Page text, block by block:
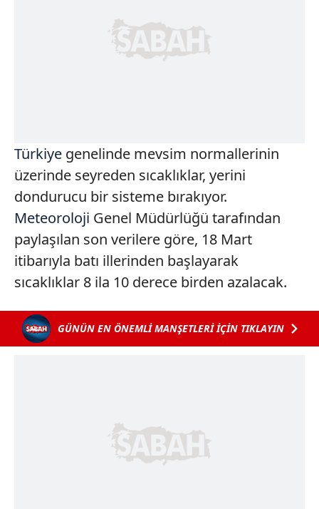
Türkiye genelinde mevsim normallerinin
üzerinde seyreden sıcaklıklar, yerini
dondurucu bir sisteme bırakıyor.
Meteoroloji Genel Müdürlüğü tarafından
paylaşılan son verilere göre, 18 Mart
itibarıyla batı illerinden başlayarak
sıcaklıklar 8 ila 10 derece birden azalacak.
GÜNÜN EN ÖNEMLİ MANŞETLERİ İÇİN TIKLAYIN